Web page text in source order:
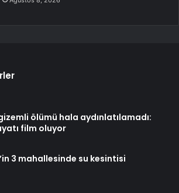
ölümü hala aydınlatılamadı:
film oluyor
3 mahallesinde su kesintisi